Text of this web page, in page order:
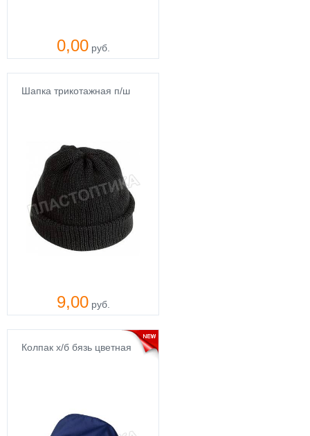
0,00руб.
Шапка трикотажная п/ш
9,00руб.
Колпак х/б бязь цветная